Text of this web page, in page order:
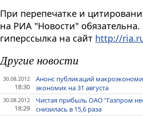
При перепечатке и
на РИА "Новости"
гиперссылка на сайт http://
Другие новости
30.08.2012
18:30
Анонс публикаций
экономик на 31 августа
30.08.2012
18:29
Чистая прибыль ОАО "Газпром
снизилась в 15,6 раза